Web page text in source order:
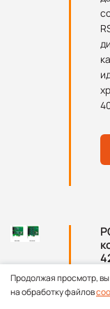
Продолжая просмотр,
на обработку файлов